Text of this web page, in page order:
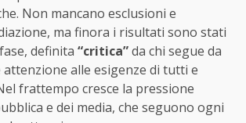
Non mancano esclusioni e
ma finora i risultati sono stati
definita “critica”da chi segue da
attenzione alle esigenze di tutti e
frattempo cresce la pressione
e dei media, che seguono ogni